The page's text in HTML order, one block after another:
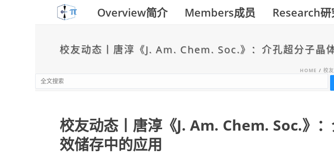
Overview简介 Members成员 Research研
校友动态丨唐淳《J. Am. Chem. Soc.》：介孔超分子晶
HOME / 校
校友动态丨唐淳《J. Am. Chem. Soc.》
效储存中的应用